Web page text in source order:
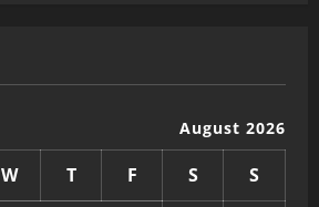
August 2026
W T F S S